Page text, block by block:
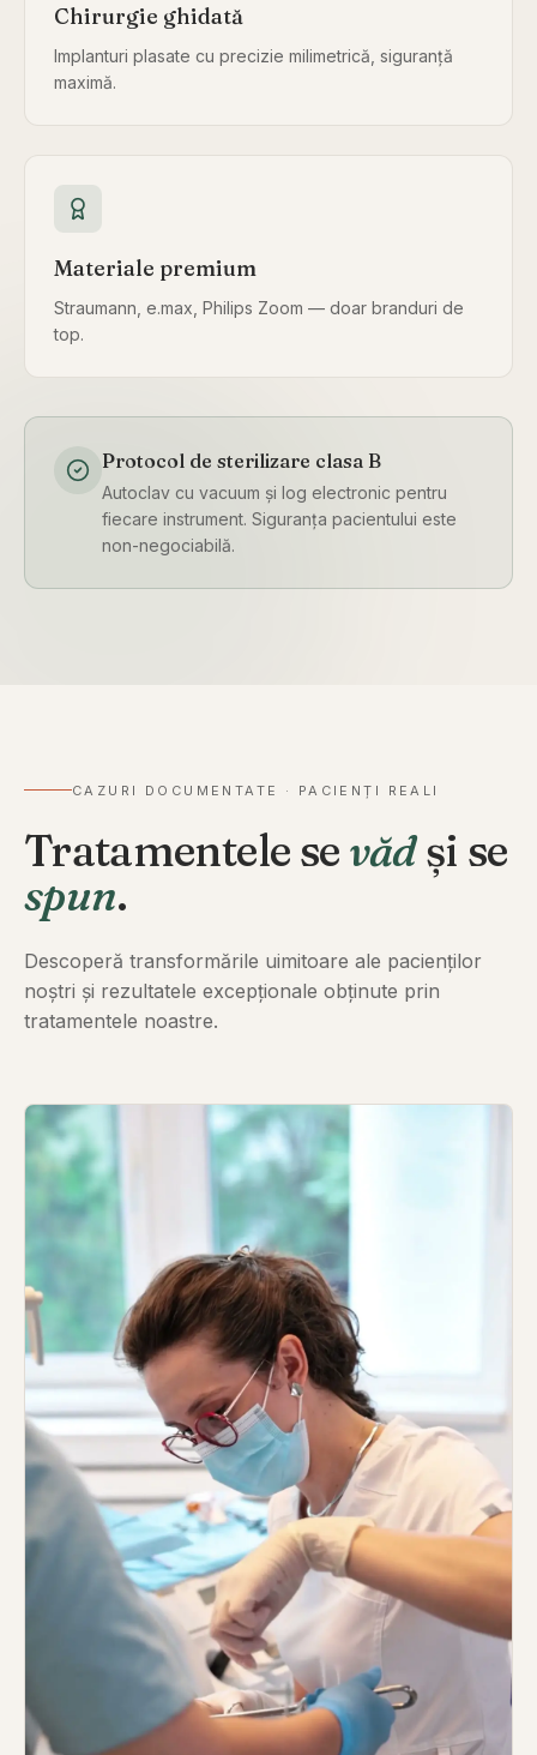
Chirurgie ghidată
Implanturi plasate cu precizie milimetrică, siguranță
maximă.
Materiale premium
Straumann, e.max, Philips Zoom — doar branduri de
top.
Protocol de sterilizare clasa B
Autoclav cu vacuum și log electronic pentru
fiecare instrument. Siguranța pacientului este
non-negociabilă.
CAZURI DOCUMENTATE · PACIENȚI REALI
Tratamentele se vădși se
spun.
Descoperă transformările uimitoare ale pacienților
noștri și rezultatele excepționale obținute prin
tratamentele noastre.